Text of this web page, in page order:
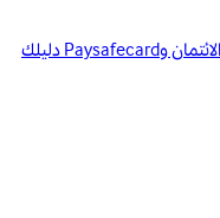
أفضل مواقع الكازينو التي تقبل بطاقات الائتمان وPaysafecard دليلك